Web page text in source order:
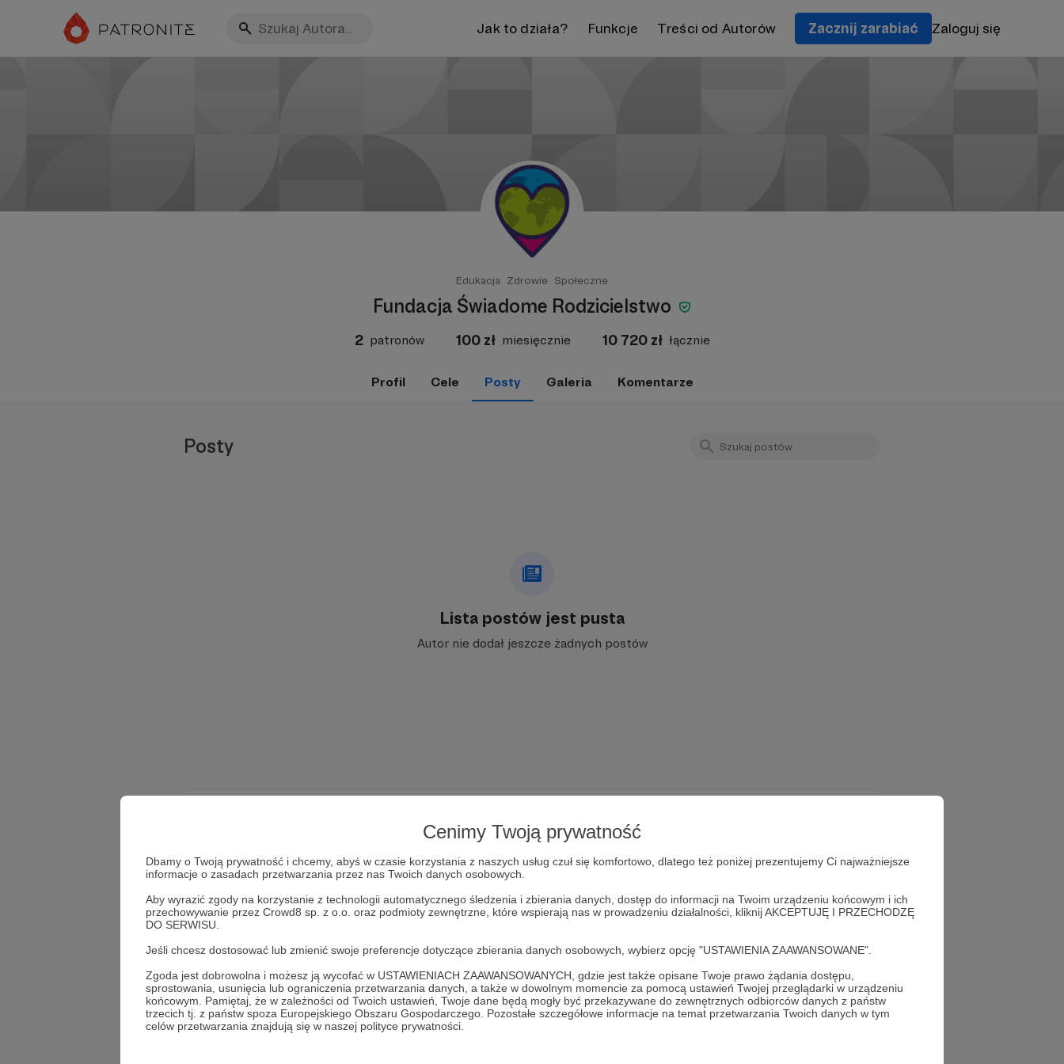
Cenimy Twoją prywatność
Dbamy o Twoją prywatność i chcemy, abyś w czasie korzystania z naszych usług czuł się komfortowo, dlatego też poniżej prezentujemy Ci najważniejsze
informacje o zasadach przetwarzania przez nas Twoich danych osobowych.
Aby wyrazić zgody na korzystanie z technologii automatycznego śledzenia i zbierania danych, dostęp do informacji na Twoim urządzeniu końcowym i ich
przechowywanie przez Crowd8 sp. z o.o. oraz podmioty zewnętrzne, które wspierają nas w prowadzeniu działalności, kliknij AKCEPTUJĘ I PRZECHODZĘ
DO SERWISU.
Jeśli chcesz dostosować lub zmienić swoje preferencje dotyczące zbierania danych osobowych, wybierz opcję "USTAWIENIA ZAAWANSOWANE".
Zgoda jest dobrowolna i możesz ją wycofać w USTAWIENIACH ZAAWANSOWANYCH, gdzie jest także opisane Twoje prawo żądania dostępu,
sprostowania, usunięcia lub ograniczenia przetwarzania danych, a także w dowolnym momencie za pomocą ustawień Twojej przeglądarki w urządzeniu
końcowym. Pamiętaj, że w zależności od Twoich ustawień, Twoje dane będą mogły być przekazywane do zewnętrznych odbiorców danych z państw
trzecich tj. z państw spoza Europejskiego Obszaru Gospodarczego. Pozostałe szczegółowe informacje na temat przetwarzania Twoich danych w tym
celów przetwarzania znajdują się w naszej polityce prywatności.
Jak to działa? Funkcje Treści od Autorów Zacznij zarabiać Zaloguj się
Edukacja Zdrowie Społeczne
Fundacja Świadome Rodzicielstwo
2 patronów 100 zł miesięcznie 10 720 zł łącznie
Profil Cele Posty Galeria Komentarze
Posty
Lista postów jest pusta
Autor nie dodał jeszcze żadnych postów
Dołącz do grona Patronów!
Wesprzyj działalność Autora Fundacja Świadome Rodzicielstwo już teraz!
Zostań Patronem